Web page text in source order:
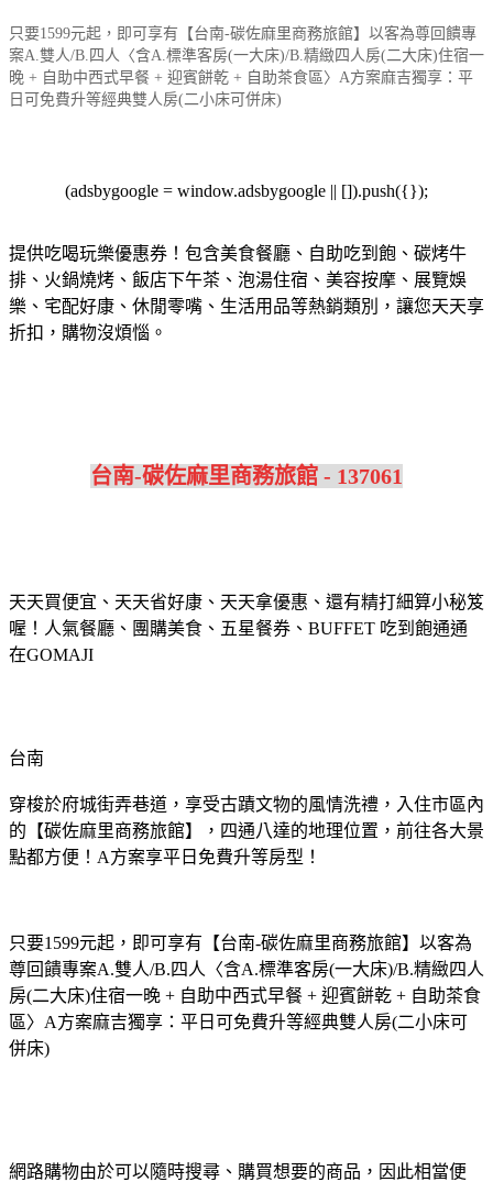
只要1599元起，即可享有【台南-碳佐麻里商務旅館】以客為尊回饋專
案A.雙人/B.四人〈含A.標準客房(一大床)/B.精緻四人房(二大床)住宿一
晚 + 自助中西式早餐 + 迎賓餅乾 + 自助茶食區〉A方案麻吉獨享：平
日可免費升等經典雙人房(二小床可併床)
(adsbygoogle = window.adsbygoogle || []).push({});
提供吃喝玩樂優惠券！包含美食餐廳、自助吃到飽、碳烤牛
排、火鍋燒烤、飯店下午茶、泡湯住宿、美容按摩、展覽娛
樂、宅配好康、休閒零嘴、生活用品等熱銷類別，讓您天天享
折扣，購物沒煩惱。
台南-碳佐麻里商務旅館 - 137061
天天買便宜、天天省好康、天天拿優惠、還有精打細算小秘笈
喔！人氣餐廳、團購美食、五星餐券、BUFFET 吃到飽通通
在GOMAJI
台南
穿梭於府城街弄巷道，享受古蹟文物的風情洗禮，入住市區內
的【碳佐麻里商務旅館】，四通八達的地理位置，前往各大景
點都方便！A方案享平日免費升等房型！
只要1599元起，即可享有【台南-碳佐麻里商務旅館】以客為
尊回饋專案A.雙人/B.四人〈含A.標準客房(一大床)/B.精緻四人
房(二大床)住宿一晚 + 自助中西式早餐 + 迎賓餅乾 + 自助茶食
區〉A方案麻吉獨享：平日可免費升等經典雙人房(二小床可
併床)
網路購物由於可以隨時搜尋、購買想要的商品，因此相當便